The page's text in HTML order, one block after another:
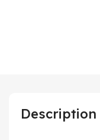
Description